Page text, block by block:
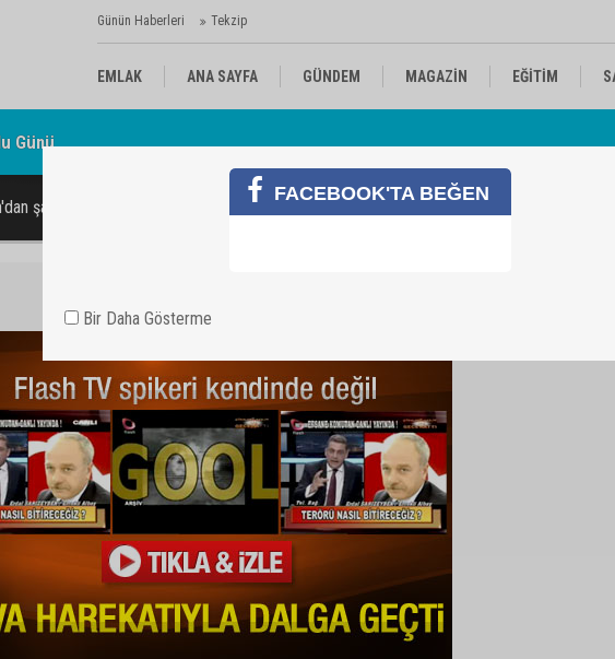
Günün Haberleri Tekzip
EMLAK ANA SAYFA GÜNDEM MAGAZİN EĞİTİM
Kalkınma Ajansı'nda
şaşırtan klip - İzle
FACEBOOK'TA BEĞEN
Bir Daha Gösterme